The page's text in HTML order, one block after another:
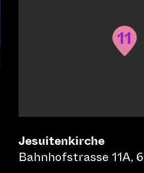
11
Jesuitenkirche
Bahnhofstrasse 11A,